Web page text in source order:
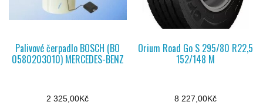
Palivové čerpadlo BOSCH (BO
0580203010) MERCEDES-BENZ
2 325,00Kč
Orium Road Go S 295/80 R22,5
152/148 M
8 227,00Kč